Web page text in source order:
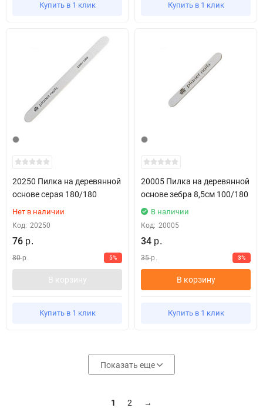
Купить в 1 клик Купить в 1 клик
20250 Пилка на деревянной
основе серая 180/180
Нет в наличии
Код: 20250
76 р.
80 р. 5%
В корзину
Купить в 1 клик
20005 Пилка на деревянной
основе зебра 8,5см 100/180
В наличии
Код: 20005
34 р.
35 р. 3%
В корзину
Купить в 1 клик
Показать еще
1 2 →